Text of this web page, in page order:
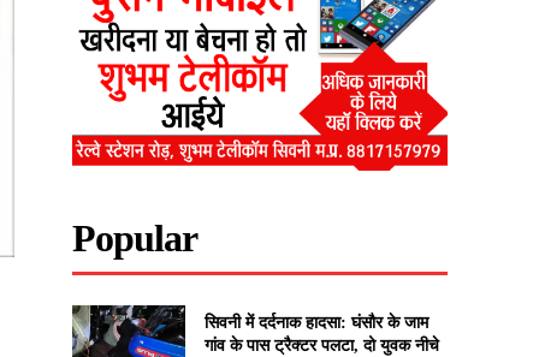
Popular
सिवनी में दर्दनाक हादसा: घंसौर के जाम
गांव के पास ट्रैक्टर पलटा, दो युवक नीचे